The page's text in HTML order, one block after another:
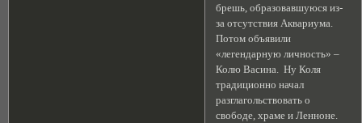
брешь, образовавшуюся из-
за отсутствия Аквариума.
Потом объявили
«легендарную личность» –
Колю Васина. Ну Коля
традиционно начал
разглагольствовать о
свободе, храме и Ленноне.